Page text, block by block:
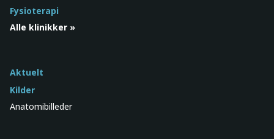
Fysioterapi
Alle klinikker »
Aktuelt
Kilder
Anatomibilleder